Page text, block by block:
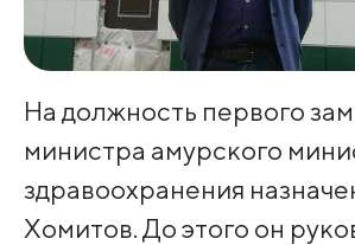
На должность первого
министра амурского
здравоохранения
Хомитов. До этого он